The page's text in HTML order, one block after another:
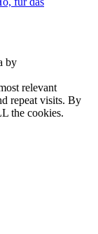
by
relevant
repeat visits. By
the cookies.